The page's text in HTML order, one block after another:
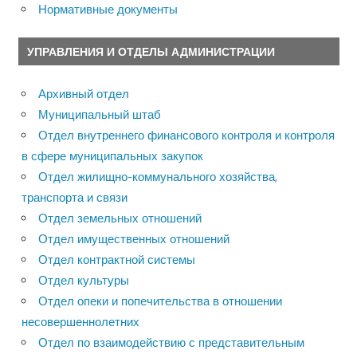
Нормативные документы
УПРАВЛЕНИЯ И ОТДЕЛЫ АДМИНИСТРАЦИИ
Архивный отдел
Муниципальный штаб
Отдел внутреннего финансового контроля и контроля
в сфере муниципальных закупок
Отдел жилищно-коммунального хозяйства,
транспорта и связи
Отдел земельных отношений
Отдел имущественных отношений
Отдел контрактной системы
Отдел культуры
Отдел опеки и попечительства в отношении
несовершеннолетних
Отдел по взаимодействию с представительным